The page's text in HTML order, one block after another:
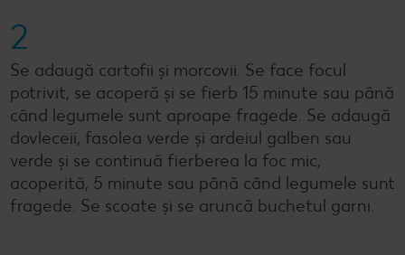
2
Se adaugă cartofii și morcovii. Se face focul
potrivit, se acoperă și se fierb 15 minute sau până
când legumele sunt aproape fragede. Se adaugă
dovleceii, fasolea verde și ardeiul galben sau
verde și se continuă fierberea la foc mic,
acoperită, 5 minute sau până când legumele sunt
fragede. Se scoate și se aruncă buchetul garni.